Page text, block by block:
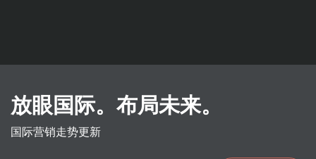
放眼国际。布局未来。
国际营销走势更新